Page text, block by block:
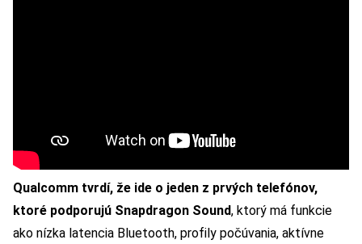
Qualcomm tvrdí, že ide o jeden z prvých telefónov,
ktoré podporujú Snapdragon Sound, ktorý má funkcie
ako nízka latencia Bluetooth, profily počúvania, aktívne